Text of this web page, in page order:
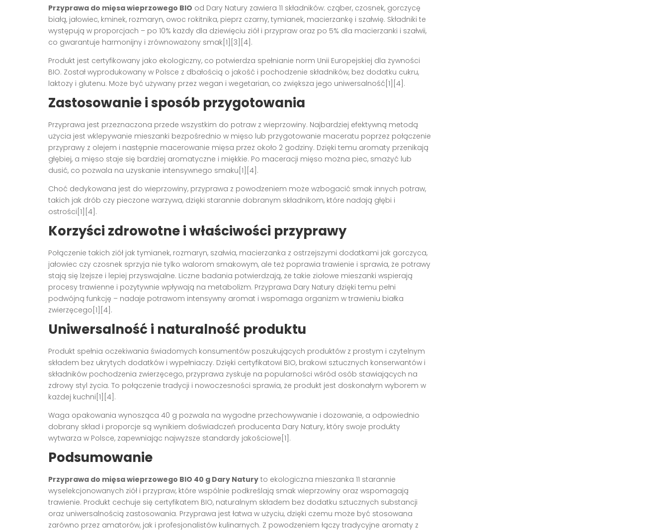
Przyprawa do mięsa wieprzowego BIO od Dary Natury zawiera 11 składników: cząber, czosnek, gorczycę
białą, jałowiec, kminek, rozmaryn, owoc rokitnika, pieprz czarny, tymianek, macierzankę i szałwię. Składniki te
występują w proporcjach – po 10% każdy dla dziewięciu ziół i przypraw oraz po 5% dla macierzanki i szałwii,
co gwarantuje harmonijny i zrównoważony smak[1][3][4].
Produkt jest certyfikowany jako ekologiczny, co potwierdza spełnianie norm Unii Europejskiej dla żywności
BIO. Został wyprodukowany w Polsce z dbałością o jakość i pochodzenie składników, bez dodatku cukru,
laktozy i glutenu. Może być używany przez wegan i wegetarian, co zwiększa jego uniwersalność[1][4].
Zastosowanie i sposób przygotowania
Przyprawa jest przeznaczona przede wszystkim do potraw z wieprzowiny. Najbardziej efektywną metodą
użycia jest wklepywanie mieszanki bezpośrednio w mięso lub przygotowanie maceratu poprzez połączenie
przyprawy z olejem i następnie macerowanie mięsa przez około 2 godziny. Dzięki temu aromaty przenikają
głębiej, a mięso staje się bardziej aromatyczne i miękkie. Po maceracji mięso można piec, smażyć lub
dusić, co pozwala na uzyskanie intensywnego smaku[1][4].
Choć dedykowana jest do wieprzowiny, przyprawa z powodzeniem może wzbogacić smak innych potraw,
takich jak drób czy pieczone warzywa, dzięki starannie dobranym składnikom, które nadają głębi i
ostrości[1][4].
Korzyści zdrowotne i właściwości przyprawy
Połączenie takich ziół jak tymianek, rozmaryn, szałwia, macierzanka z ostrzejszymi dodatkami jak gorczyca,
jałowiec czy czosnek sprzyja nie tylko walorom smakowym, ale też poprawia trawienie i sprawia, że potrawy
stają się lżejsze i lepiej przyswajalne. Liczne badania potwierdzają, że takie ziołowe mieszanki wspierają
procesy trawienne i pozytywnie wpływają na metabolizm. Przyprawa Dary Natury dzięki temu pełni
podwójną funkcję – nadaje potrawom intensywny aromat i wspomaga organizm w trawieniu białka
zwierzęcego[1][4].
Uniwersalność i naturalność produktu
Produkt spełnia oczekiwania świadomych konsumentów poszukujących produktów z prostym i czytelnym
składem bez ukrytych dodatków i wypełniaczy. Dzięki certyfikatowi BIO, brakowi sztucznych konserwantów i
składników pochodzenia zwierzęcego, przyprawa zyskuje na popularności wśród osób stawiających na
zdrowy styl życia. To połączenie tradycji i nowoczesności sprawia, że produkt jest doskonałym wyborem w
każdej kuchni[1][4].
Waga opakowania wynosząca 40 g pozwala na wygodne przechowywanie i dozowanie, a odpowiednio
dobrany skład i proporcje są wynikiem doświadczeń producenta Dary Natury, który swoje produkty
wytwarza w Polsce, zapewniając najwyższe standardy jakościowe[1].
Podsumowanie
Przyprawa do mięsa wieprzowego BIO 40 g Dary Natury to ekologiczna mieszanka 11 starannie
wyselekcjonowanych ziół i przypraw, które wspólnie podkreślają smak wieprzowiny oraz wspomagają
trawienie. Produkt cechuje się certyfikatem BIO, naturalnym składem bez dodatku sztucznych substancji
oraz uniwersalnością zastosowania. Przyprawa jest łatwa w użyciu, dzięki czemu może być stosowana
zarówno przez amatorów, jak i profesjonalistów kulinarnych. Z powodzeniem łączy tradycyjne aromaty z